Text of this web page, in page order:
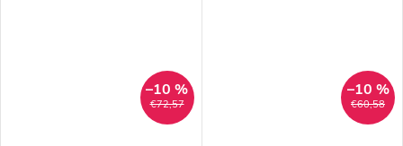
€72,57
–10 %
€60,58
–10 %